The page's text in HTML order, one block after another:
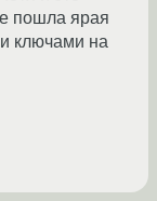
пошла ярая
ключами на